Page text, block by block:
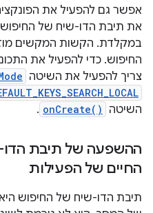
אפשר גם להפעיל את
את תיבת הדו-שיח של
במקלדת. הקשות המקשים
החיפוש. כדי להפעיל את
צריך להפעיל את השיטה
השיטה
onCreate()
.
ההשפעה של תיבת
החיים של הפעילות
תיבת הדו-שיח של החיפוש היא